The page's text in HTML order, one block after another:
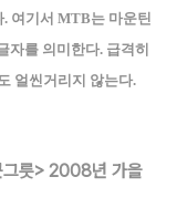
여기서 MTB는 마운틴
자를 의미한다. 급격히
얼씬거리지 않는다.
그릇> 2008년 가을